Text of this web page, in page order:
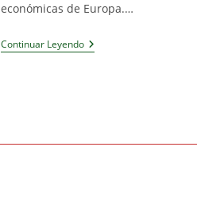
económicas de Europa.…
Continuar LeyendoQué
Ver
Días: